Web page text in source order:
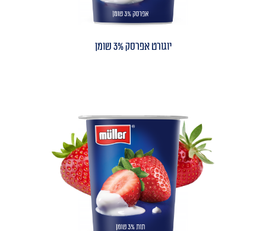
יוגורט אפרסק 3% שומן